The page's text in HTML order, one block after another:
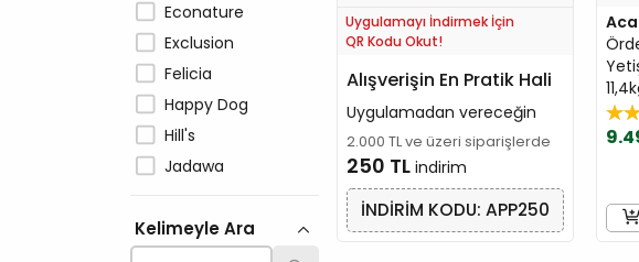
Econature
Exclusion
Felicia
Happy Dog
Hill's
Jadawa
LaVital
Kelimeyle Ara
Uygulamayı İndirmek İçin
QR Kodu Okut!
Alışverişin En Pratik Hali
Uygulamadan vereceğin
2.000 TL ve üzeri siparişlerde
250 TL indirim
İNDİRİM KODU: APP250